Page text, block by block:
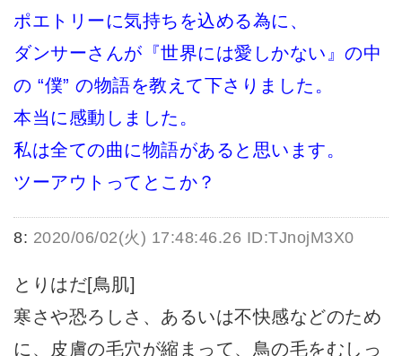
ポエトリーに気持ちを込める為に、
ダンサーさんが『世界には愛しかない』の中
の “僕” の物語を教えて下さりました。
本当に感動しました。
私は全ての曲に物語があると思います。
ツーアウトってとこか？
8: 2020/06/02(火) 17:48:46.26 ID:TJnojM3X0
とりはだ[鳥肌]
寒さや恐ろしさ、あるいは不快感などのため
に、皮膚の毛穴が縮まって、鳥の毛をむしっ